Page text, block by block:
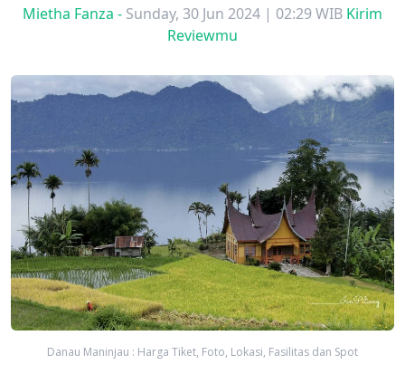
Mietha Fanza - Sunday, 30 Jun 2024 | 02:29 WIB Kirim
Reviewmu
Danau Maninjau : Harga Tiket, Foto, Lokasi, Fasilitas dan Spot